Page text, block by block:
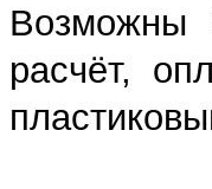
Возможны
расчёт,